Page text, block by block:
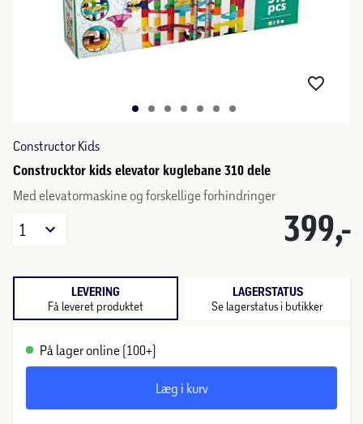
Constructor Kids
Construcktor kids elevator kuglebane 310 dele
Med elevatormaskine og forskellige forhindringer
399,-
1
LEVERING
Få leveret produktet
LAGERSTATUS
Se lagerstatus i butikker
På lager online (100+)
Læg i kurv